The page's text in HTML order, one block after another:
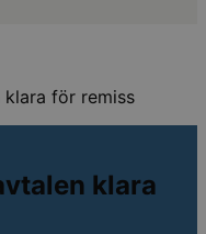
klara för remiss
klara